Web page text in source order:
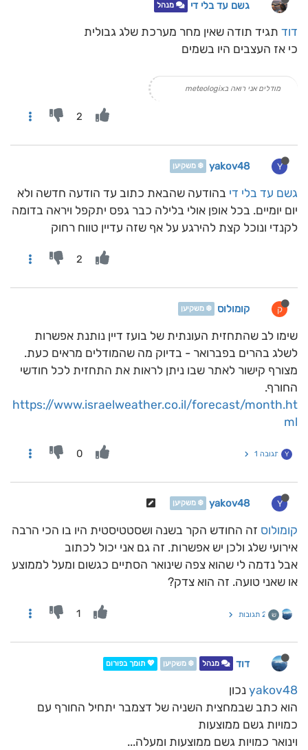
גשם עד בלי די מנהל
דוד תגיד תודה שאין מחר מערכת שלג גבולית
כי אז העצבים היו בשמים
מודלים אני רואה בmeteologix
2
Y
yakov48 ❄️ משקיען
גשם עד בלי די בהודעה שהבאת כתוב עד הודעה חדשה ולא
יום יומיים. בכל אופן אולי בלילה כבר גפס יתקפל ויראה בדומה
לקנדי ונוכל קצת להירגע על אף שזה עדיין טווח רחוק
2
ק קומולוס ❄️ משקיען
שימו לב שהתחזית העונתית של בועז דיין נותנת אפשרות
לשלג בהרים בפברואר - בדיוק מה שהמודלים מראים כעת.
מצורף קישור לאתר שבו ניתן לראות את התחזית לכל חודשי
החורף.
https://www.israelweather.co.il/forecast/month.ht
ml
Y תגובה 1 0
Y
yakov48 ❄️ משקיען
קומולוס זה החודש הקר בשנה ושסטטיסטית היו בו הכי הרבה
אירועי שלג ולכן יש אפשרות. זה גם אני יכול לכתוב
אבל נדמה לי שהוא צפה שינואר הסתיים כגשום ומעל לממוצע
או שאני טועה. זה הוא צדק?
ש 2 תגובות 1
דוד מנהל ❄️ משקיען 💖 תומך בפורום
yakov48 נכון
הוא כתב שבמחצית השניה של דצמבר יתחיל החורף עם
כמויות גשם ממוצעות
וינואר כמויות גשם ממוצעות ומעלה...